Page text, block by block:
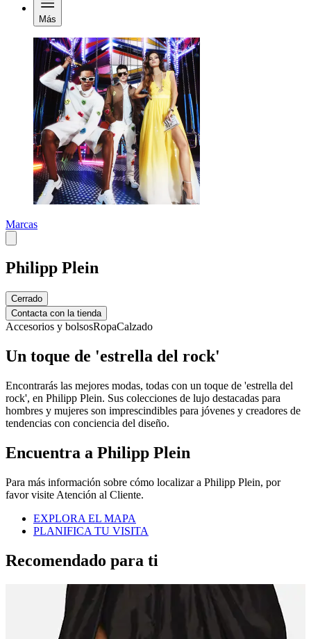
Más
Marcas
Philipp Plein
Cerrado
Contacta con la tienda
Accesorios y bolsosRopaCalzado
Un toque de 'estrella del rock'
Encontrarás las mejores modas, todas con un toque de 'estrella del
rock', en Philipp Plein. Sus colecciones de lujo destacadas para
hombres y mujeres son imprescindibles para jóvenes y creadores de
tendencias con conciencia del diseño.
Encuentra a Philipp Plein
Para más información sobre cómo localizar a Philipp Plein, por
favor visite Atención al Cliente.
EXPLORA EL MAPA
PLANIFICA TU VISITA
Recomendado para ti